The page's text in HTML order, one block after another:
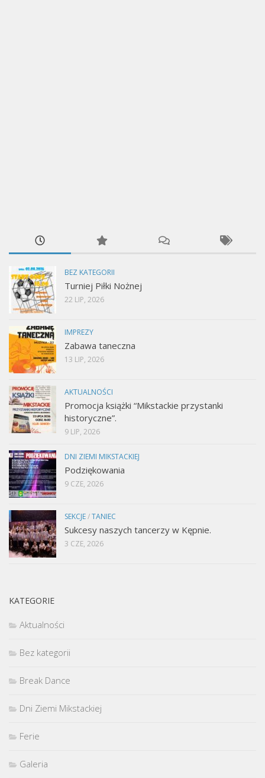
BEZ KATEGORII
Turniej Piłki Nożnej
22 LIP, 2026
IMPREZY
Zabawa taneczna
13 LIP, 2026
AKTUALNOŚCI
Promocja książki “Mikstackie przystanki
historyczne”.
9 LIP, 2026
DNI ZIEMI MIKSTACKIEJ
Podziękowania
9 CZE, 2026
SEKCJE/TANIEC
Sukcesy naszych tancerzy w Kępnie.
3 CZE, 2026
KATEGORIE
Aktualności
Bez kategorii
Break Dance
Dni Ziemi Mikstackiej
Ferie
Galeria